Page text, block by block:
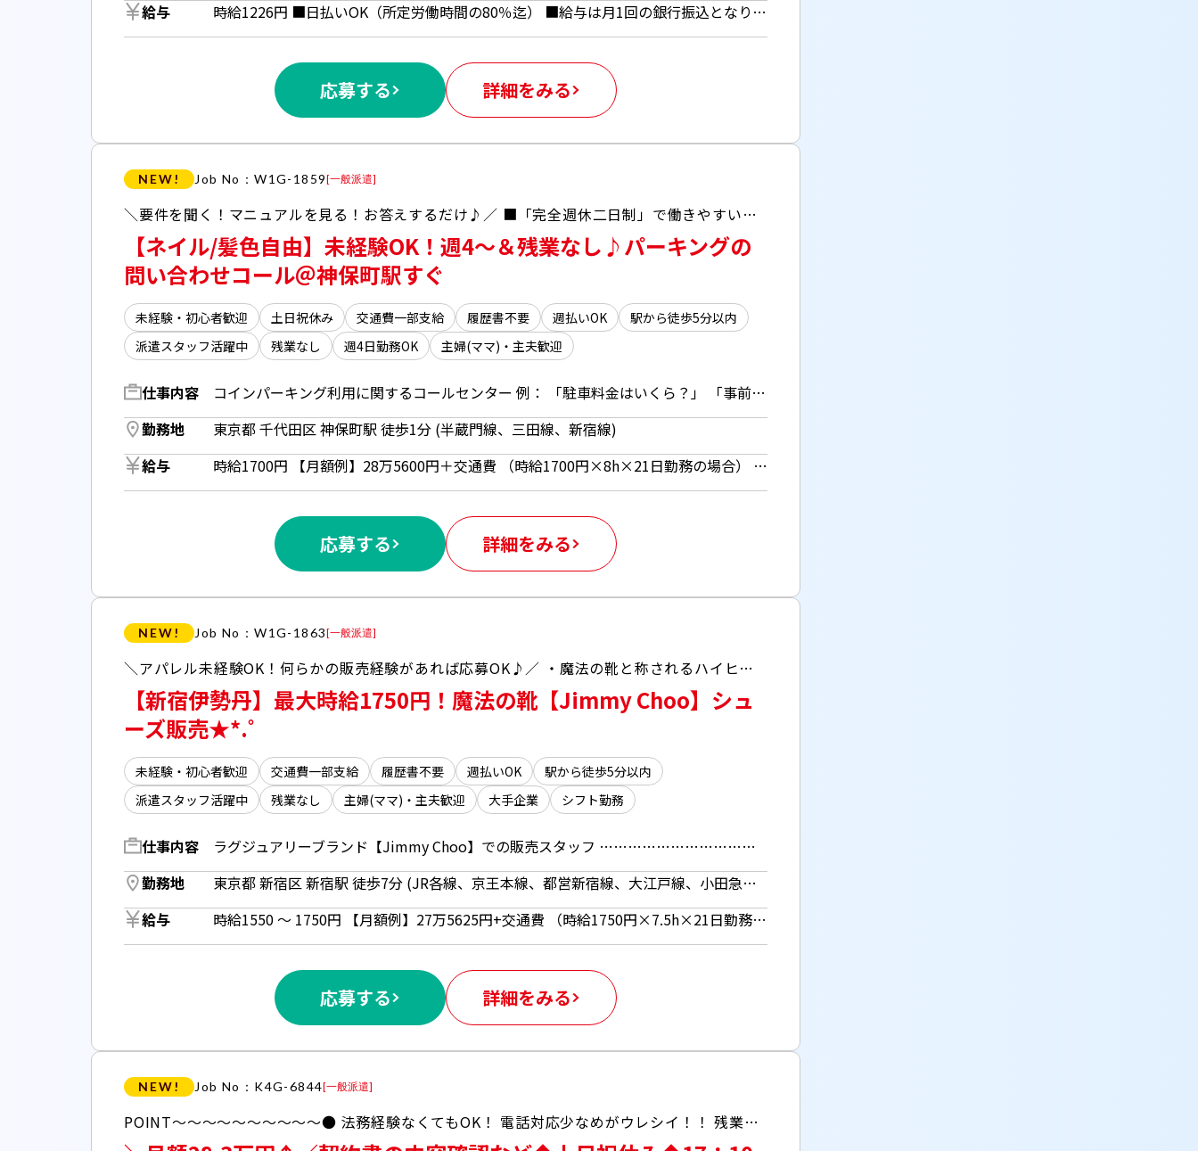
給与
時給1226円 ■日払いOK（所定労働時間の80％迄） ■給与は月1回の銀行振込となりますが、「JOBPAY（ジョブペイ）」の利用で就業当日に給料相当額の一部をセブン銀行や三菱UFJ銀行、コンビニ等のATMから受け取る事が可能です！※受取タイミングは自由だから週1回や月2回などの使い方もOK！ ◎『JOBPAY』はマイページにてカード発行手続き完了後より利用可能です♪ ⇒詳しくはお仕事紹介時に担当者までご相談ください
応募する 詳細をみる
NEW! Job No：W1G-1859[一般派遣]
＼要件を聞く！マニュアルを見る！お答えするだけ♪／ ■「完全週休二日制」で働きやすい◎ ■月額28万円↑初めてでもしっかり稼げる＾＾
【ネイル/髪色自由】未経験OK！週4～＆残業なし♪パーキングの
問い合わせコール＠神保町駅すぐ
未経験・初心者歓迎 土日祝休み 交通費一部支給 履歴書不要 週払いOK
駅から徒歩5分以内
派遣スタッフ活躍中
残業なし 週4日勤務OK 主婦(ママ)・主夫歓迎
仕事内容
コインパーキング利用に関するコールセンター 例： 「駐車料金はいくら？」 「事前に予約は出来ますか？」 「駐車券を失くしてしまった…」 「精算機からおつりが出てこないです」など ＊マニュアルを見ながら回答するだけ！ ＊その他データ入力など （インカム使用） ＼ 専門的な知識は不要◎ ／ 1ヶ月間、研修がしっかりあるので安心してスタート♪
勤務地
東京都 千代田区 神保町駅 徒歩1分 (半蔵門線、三田線、新宿線)
給与
時給1700円 【月額例】28万5600円＋交通費 （時給1700円×8h×21日勤務の場合） ※月額例は一例であり、保証するものではありません。 ◆週払い（規定あり）利用OK！※ご本人様からお仕事紹介時に申請があった場合のみ適用（初回2ヵ月間のみ、以降月払い制。マイナンバー＆扶養控除申告書の提出が必要です。）
応募する 詳細をみる
NEW! Job No：W1G-1863[一般派遣]
＼アパレル未経験OK！何らかの販売経験があれば応募OK♪／ ・魔法の靴と称されるハイヒールや星型スタッズの革小物が有名♪ ・毎日の洋服に困らない♪制服着用での勤務！
【新宿伊勢丹】最大時給1750円！魔法の靴【Jimmy Choo】シュ
ーズ販売★*.゜
未経験・初心者歓迎 交通費一部支給 履歴書不要 週払いOK
駅から徒歩5分以内
派遣スタッフ活躍中
残業なし 主婦(ママ)・主夫歓迎 大手企業 シフト勤務
仕事内容
ラグジュアリーブランド【Jimmy Choo】での販売スタッフ …………………………………………★*.゜ イギリス・ロンドン発祥！ シューズやバッグを中心に展開する 高級ファッションブランド◎ スタースタッズ★で有名な 上品な中に個性を演出した世界的ブランド ﾟ*.★………………………………………… ▼百貨店内のシューズ売り場でのスタッフ募集！ ・接客／販売 ・ラッピング ・商品陳列、ディスプレイ ・在庫管理 ・店内美化 …など ◆オススメPOINT◆ チームワークを大切にする環境！ メンバー同士で協力し合える環境なので、 ラグジュアリー未経験の方も安心♪ →まずはお客様からお声がかかったら接客します！
勤務地
東京都 新宿区 新宿駅 徒歩7分 (JR各線、京王本線、都営新宿線、大江戸線、小田急線) ／ 新宿三丁目駅 徒歩3分 (東京メトロ丸ノ内線、副都心線)
給与
時給1550 〜 1750円 【月額例】27万5625円+交通費 （時給1750円×7.5h×21日勤務の場合） ※月額例は一例であり、保証するものではありません。 ※販売経験1年以上の方：時給1750円 ※販売経験1年未満の方：時給1550円 ◆週払い（規定あり）利用OK！※ご本人様からお仕事紹介時に申請があった場合のみ適用（初回2ヵ月間のみ、以降月払い制。マイナンバー＆扶養控除申告書の提出が必要です。）
応募する 詳細をみる
NEW! Job No：K4G-6844[一般派遣]
POINT～～～～～～～～～～● 法務経験なくてもOK！ 電話対応少なめがウレシイ！！ 残業も基本なく、終業後のプライベート時間もしっかり確保できます。